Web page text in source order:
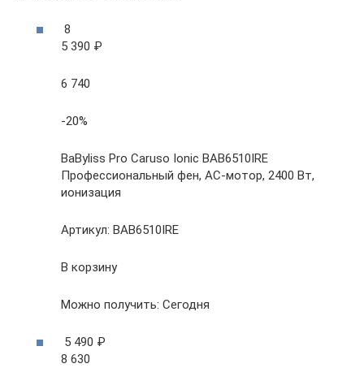
8
5 390 ₽
6 740
-20%
BaByliss Pro Caruso Ionic BAB6510IRE
Профессиональный фен, AC-мотор, 2400 Вт,
ионизация
Артикул: BAB6510IRE
В корзину
Можно получить: Сегодня
5 490 ₽
8 630